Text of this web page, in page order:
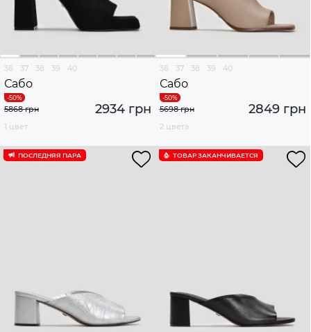
36 37 38 39 40
Сабо
2934 грн
5868 грн
1 цвет
36 37 38 39 40
Сабо
2849 грн
5698 грн
2 цвета
ПОСЛЕДНЯЯ ПАРА ТОВАР ЗАКАНЧИВАЕТСЯ